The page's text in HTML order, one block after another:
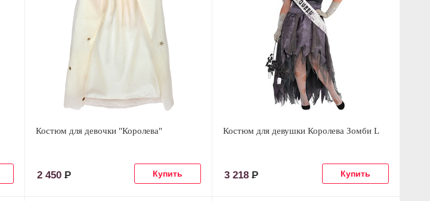
Костюм для девочки "Королева"
2 450 Р
Костюм для девушки Королева Зомби L
3 218Р